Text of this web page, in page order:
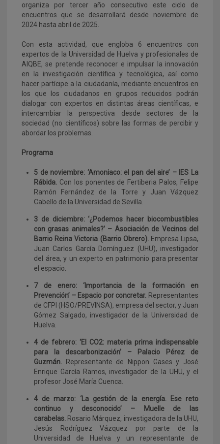
organiza por tercer año consecutivo este ciclo de
encuentros que se desarrollará desde noviembre de
2024 hasta abril de 2025.
Con esta actividad, que engloba 6 encuentros con
expertos de la Universidad de Huelva y profesionales de
AIQBE, se pretende reconocer e impulsar la innovación
en la investigación científica y tecnológica, así como
hacer partícipe a la ciudadanía, mediante encuentros en
los que los ciudadanos en grupos reducidos podrán
dialogar con expertos en distintas áreas científicas, e
intercambiar la perspectiva desde sectores de la
sociedad (no científicos) sobre las formas de percibir y
abordar los problemas.
Programa
5 de noviembre: ‘Amoniaco: el pan del aire’ – IES La
Rábida. Con los ponentes de Fertiberia Palos, Felipe
Ramón Fernández de la Torre y Juan Vázquez
Cabello de la Universidad de Sevilla.
3 de diciembre: ‘¿Podemos hacer biocombustibles
con grasas animales?’ – Asociación de Vecinos del
Barrio Reina Victoria (Barrio Obrero). Empresa Lipsa,
Juan Carlos García Domínguez (UHU), investigador
del área, y un experto en patrimonio para presentar
el espacio.
7 de enero: ‘Importancia de la formación en
Prevención’ – Espacio por concretar. Representantes
de CFPI (HSO/PREVINSA), empresa del sector, y Juan
Gómez Salgado, investigador de la Universidad de
Huelva.
4 de febrero: ‘El CO2: materia prima indispensable
para la descarbonización’ – Palacio Pérez de
Guzmán.
Representante de Nippon Gases y José
Enrique García Ramos, investigador de la UHU, y el
profesor José María Cuenca.
4 de marzo: ‘La gestión de la energía. Ese reto
continuo y desconocido’ – Muelle de las
carabelas. Rosario Márquez, investigadora de la UHU,
Jesús Rodríguez Vázquez por parte de la
Universidad de Huelva y un representante de